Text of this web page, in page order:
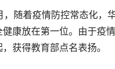
随着疫情防控常态化，
康放在第一位。由于疫
获得教育部点名表扬。